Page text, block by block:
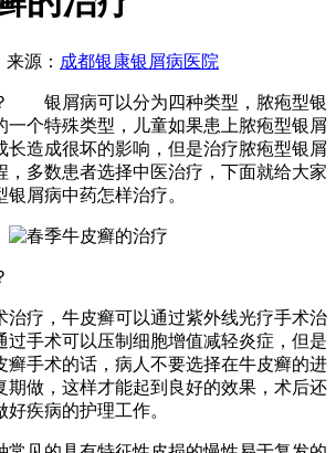
源： 成都银康银屑病医院
银屑病可以分为四种类型，脓疱型银
一个特殊类型，儿童如果患上脓疱型银屑
长造成很坏的影响，但是治疗脓疱型银屑
，多数患者选择中医治疗，下面就给大家
屑病中药怎样治疗。
疗，牛皮癣可以通过紫外线光疗手术治
过手术可以压制细胞增值减轻炎症，但是
癣手术的话，病人不要选择在牛皮癣的进
期做，这样才能起到良好的效果，术后还
疾病的护理工作。